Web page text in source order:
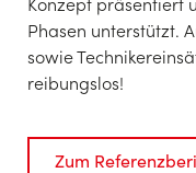
Phasen unterstützt.
sowie
reibungslos!
Zum